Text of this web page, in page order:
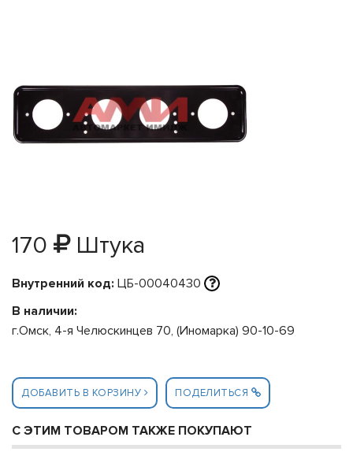
170 Штука
Внутренний код: ЦБ-00040430
В наличии:
г.Омск, 4-я Челюскинцев 70, (Иномарка) 90-10-69
ДОБАВИТЬ В КОРЗИНУ ПОДЕЛИТЬСЯ
С ЭТИМ ТОВАРОМ ТАКЖЕ ПОКУПАЮТ